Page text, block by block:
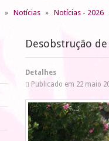
Notícias Notícias - 2026
Desobstrução de
Detalhes
Publicado em 22 maio